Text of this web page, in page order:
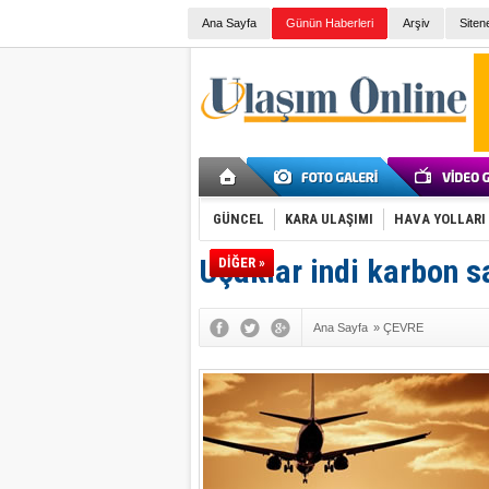
Ana Sayfa Günün Haberleri Arşiv
GÜNCEL KARA ULAŞIMI HAVA YOLLARI
DİĞER »
Uçaklar indi karbon
Ana Sayfa » ÇEVRE